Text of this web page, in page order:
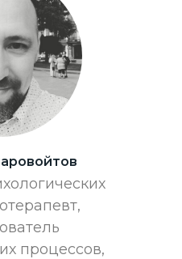
процессов,